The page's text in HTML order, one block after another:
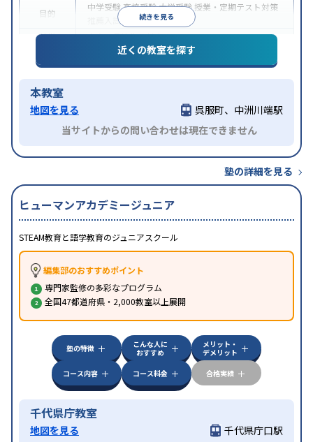
続きを見る
目的
中学受験高校受験大学受験 授業・定期テスト対策
推薦入試対策
各種検定対策
特徴
中高一貫校生に対応
近くの教室を探す
本教室
地図を見る
呉服町、中洲川端駅
当サイトからの問い合わせは現在できません
塾の詳細を見る
ヒューマンアカデミージュニア
STEAM教育と語学教育のジュニアスクール
編集部のおすすめポイント
専門家監修の多彩なプログラム
全国47都道府県・2,000教室以上展開
塾の特徴
こんな人に
おすすめ
メリット・
デメリット
コース内容
コース料金 合格実績
千代県庁教室
地図を見る
千代県庁口駅